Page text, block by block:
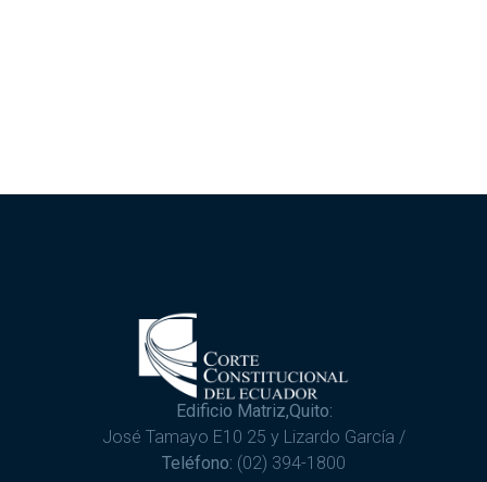
Edificio Matriz,Quito:
José Tamayo E10 25 y Lizardo García /
Teléfono: (02) 394-1800